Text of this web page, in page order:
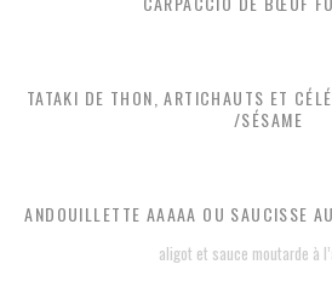
TATAKI DE THON, ARTICHAUTS ET
/SÉSAME
ANDOUILLETTE AAAAA OU SAUCISSE
aligot et sauce moutarde à